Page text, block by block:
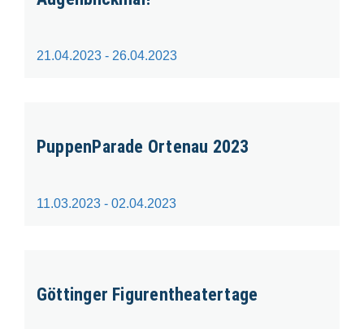
21.04.2023 - 26.04.2023
PuppenParade Ortenau 2023
11.03.2023 - 02.04.2023
Göttinger Figurentheatertage